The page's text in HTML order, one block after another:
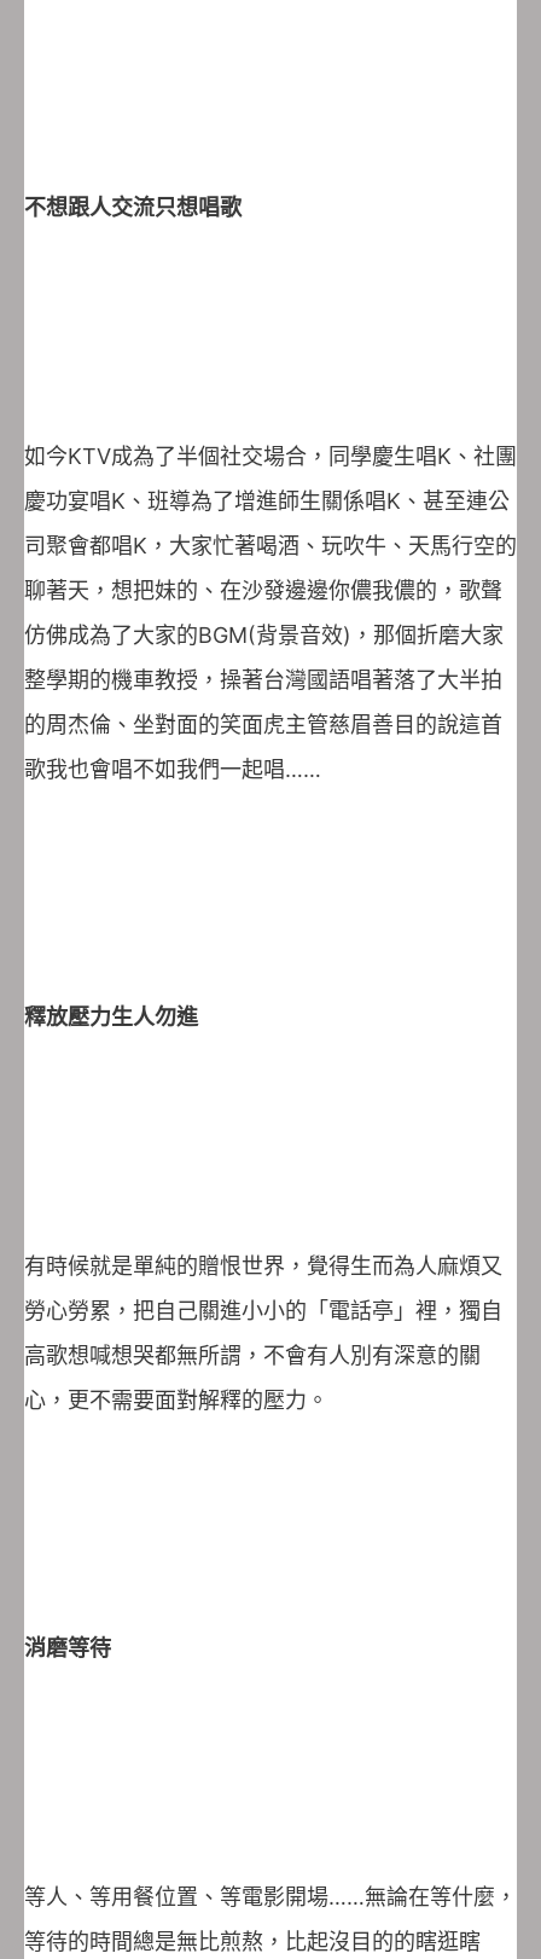
不想跟人交流只想唱歌
如今KTV成為了半個社交場合，同學慶生唱K、社團
慶功宴唱K、班導為了增進師生關係唱K、甚至連公
司聚會都唱K，大家忙著喝酒、玩吹牛、天馬行空的
聊著天，想把妹的、在沙發邊邊你儂我儂的，歌聲
仿佛成為了大家的BGM(背景音效)，那個折磨大家
整學期的機車教授，操著台灣國語唱著落了大半拍
的周杰倫、坐對面的笑面虎主管慈眉善目的說這首
歌我也會唱不如我們一起唱……
釋放壓力生人勿進
有時候就是單純的贈恨世界，覺得生而為人麻煩又
勞心勞累，把自己關進小小的「電話亭」裡，獨自
高歌想喊想哭都無所謂，不會有人別有深意的關
心，更不需要面對解釋的壓力。
消磨等待
等人、等用餐位置、等電影開場……無論在等什麼，
等待的時間總是無比煎熬，比起沒目的的瞎逛瞎